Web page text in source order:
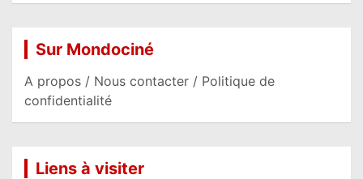
Sur Mondociné
A propos / Nous contacter / Politique de
confidentialité
Liens à visiter